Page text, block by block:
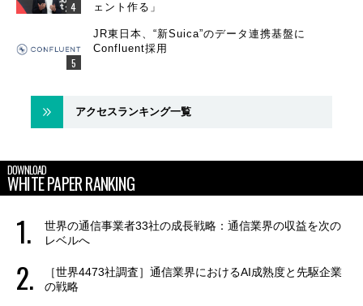
ェント作る」
JR東日本、“新Suica”のデータ連携基盤に
Confluent採用
アクセスランキング一覧
DOWNLOAD
WHITE PAPER RANKING
世界の通信事業者33社の成長戦略：通信業界の収益を次の
レベルへ
［世界4473社調査］通信業界におけるAI成熟度と先駆企業
の戦略